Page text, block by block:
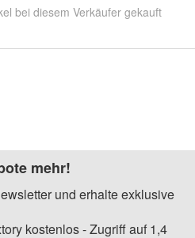
bei diesem Verkäufer gekauft
mehr!
und erhalte exklusive
kostenlos - Zugriff auf 1,4